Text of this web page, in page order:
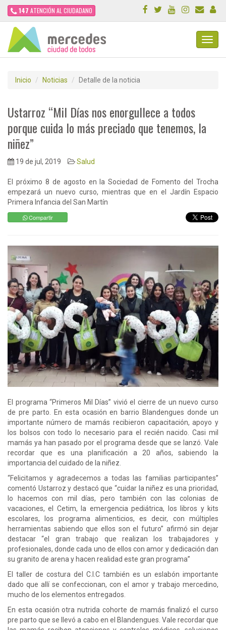
147 ATENCIÓN AL CIUDADANO
Inicio Noticias Detalle de la noticia
Ustarroz “Mil Días nos enorgullece a todos
porque cuida lo más preciado que tenemos, la
niñez”
19 de jul, 2019 Salud
El próximo 8 de agosto en la Sociedad de Fomento del Trocha
empezará un nuevo curso, mientras que en el Jardín Espacio
Primera Infancia del San Martín
Compartir
El programa “Primeros Mil Días” vivió el cierre de un nuevo curso
de pre parto. En esta ocasión en barrio Blandengues donde un
importante número de mamás recibieron capacitación, apoyo y
los bolsos con todo lo necesario para el recién nacido. Casi mil
mamás ya han pasado por el programa desde que se lanzó. Vale
recordar que es una planificación a 20 años, sabiendo la
importancia del cuidado de la niñez.
“Felicitamos y agradecemos a todas las familias participantes”
comentó Ustarroz y destacó que “cuidar la niñez es una prioridad,
lo hacemos con mil días, pero también con las colonias de
vacaciones, el Cetim, la emergencia pediátrica, los libros y kits
escolares, los programa alimenticios, es decir, con múltiples
herramientas sabiendo que ellos son el futuro” afirmó sin dejar
destacar “el gran trabajo que realizan los trabajadores y
profesionales, donde cada uno de ellos con amor y dedicación dan
su granito de arena y hacen realidad este gran programa”
El taller de costura del C.I.C también es un eslabón importante
dado que allí se confeccionan, con el amor y trabajo mercedino,
mucho de los elementos entregados.
En esta ocasión otra nutrida cohorte de mamás finalizó el curso
pre parto que se llevó a cabo en el Blandengues. Vale recordar que